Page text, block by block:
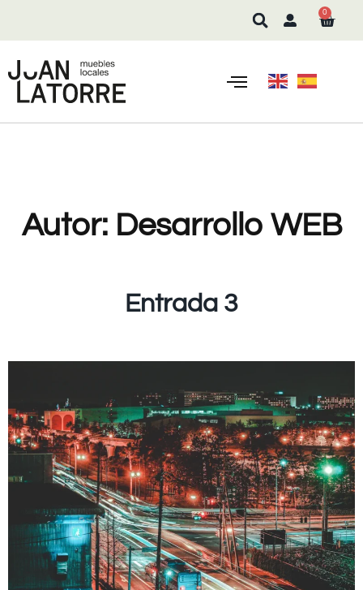
0
Autor: Desarrollo WEB
Entrada 3